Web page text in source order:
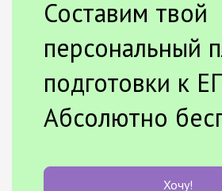
Составим твой
персональный
подготовки к
Абсолютно
Хочу!